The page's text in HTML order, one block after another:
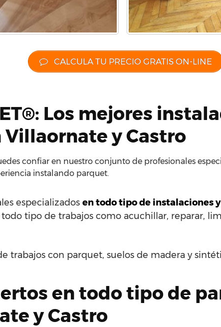
CALCULA TU PRECIO GRATIS ON-LINE
Los mejores
y Castro
confiar en nuestro conjunto de profesionales
instalando parquet.
especializados en todo tipo de instalaciones
tipo de trabajos como acuchillar, reparar,
trabajos con parquet, suelos de madera y
en todo tipo de
y Castro